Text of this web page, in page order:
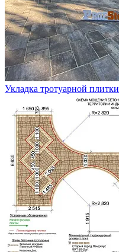
Укладка тротуарной плитки